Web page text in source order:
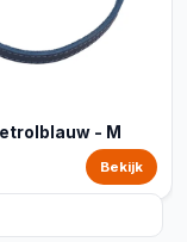
- M
Bekijk